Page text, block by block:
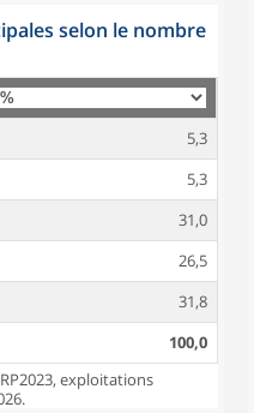
selon le nombre
5,3
5,3
31,0
26,5
31,8
100,0
exploitations